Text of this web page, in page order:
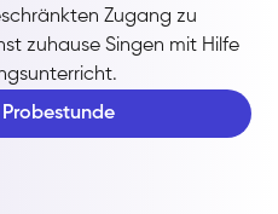
Zugang zu
zuhause Singen mit Hilfe